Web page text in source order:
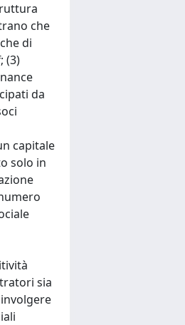
che
di
(3)
da
capitale
solo in
sia